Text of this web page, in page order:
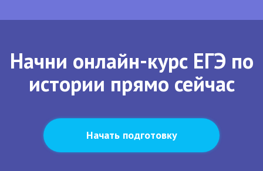
Начни онлайн-курс ЕГЭ по
истории прямо сейчас
Начать подготовку